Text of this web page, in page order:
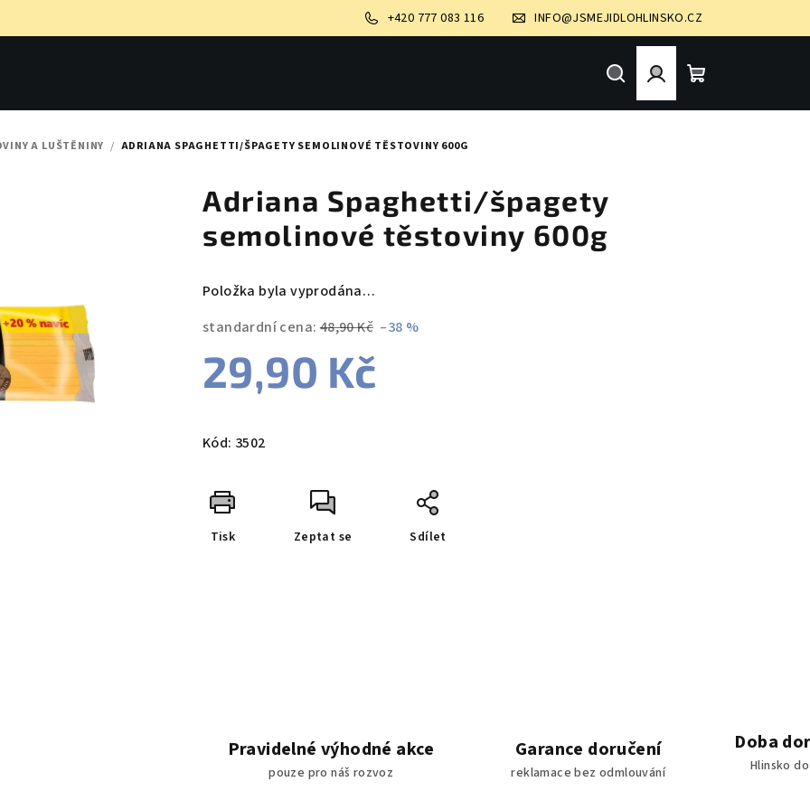
+420 777 083 116 INFO@JSMEJIDLOHLINSKO.CZ
HledatPřihlášení
A LUŠTĚNINY / ADRIANA SPAGHETTI/ŠPAGETY SEMOLINOVÉ TĚSTOVINY 600G
Adriana Spaghetti/špagety
semolinové těstoviny 600g
Položka byla vyprodána…
standardní cena: 48,90 Kč –38 %
29,90 Kč
cena:
Kód: 3502
Tisk Zeptat se Sdílet
Pravidelné výhodné akce
pouze pro náš rozvoz
Garance doručení
reklamace bez odmlouvání
Doba
Hlinsko